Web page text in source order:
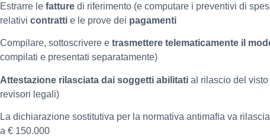
Estrarre le fatture di riferimento (e computare i preventivi di
relativi contratti e le prove dei pagamenti
Compilare, sottoscrivere e trasmettere telematicamente il
compilati e presentati separatamente)
Attestazione rilasciata dai soggetti abilitati al rilascio del
revisori legali)
La dichiarazione sostitutiva per la normativa antimafia va
a € 150.000